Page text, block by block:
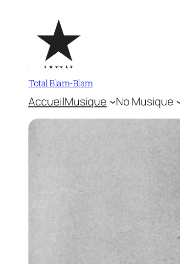
contenu
Total Blam-Blam
AccueilMusique No Musique